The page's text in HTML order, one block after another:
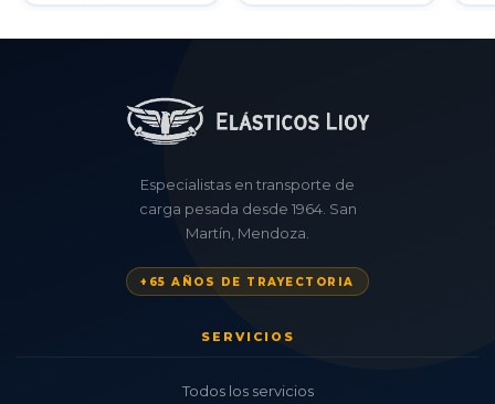
Especialistas en transporte de
carga pesada desde 1964. San
Martín, Mendoza.
+65 AÑOS DE TRAYECTORIA
SERVICIOS
Todos los servicios